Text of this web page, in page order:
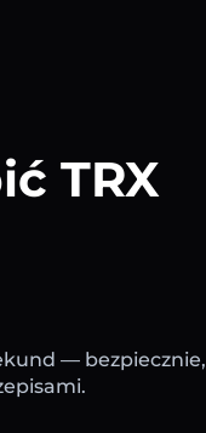
TRX
— bezpiecznie,